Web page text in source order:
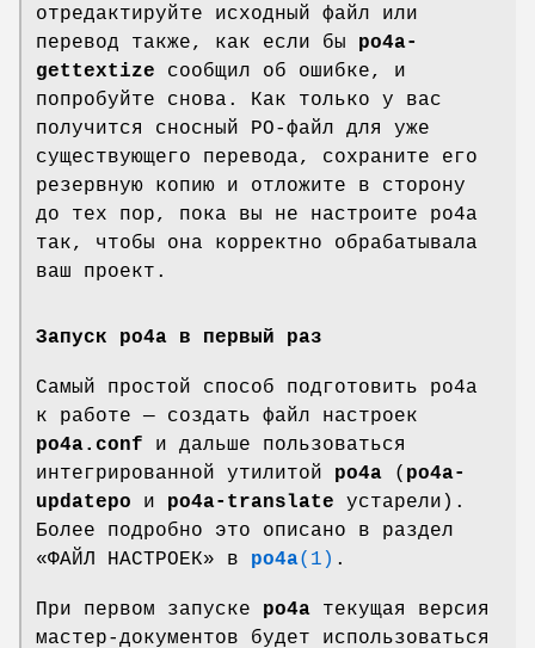
отредактируйте исходный файл или
перевод также, как если бы po4a-
gettextize сообщил об ошибке, и
попробуйте снова. Как только у вас
получится сносный PO-файл для уже
существующего перевода, сохраните его
резервную копию и отложите в сторону
до тех пор, пока вы не настроите po4a
так, чтобы она корректно обрабатывала
ваш проект.
Запуск po4a в первый раз
Самый простой способ подготовить po4a
к работе — создать файл настроек
po4a.conf и дальше пользоваться
интегрированной утилитой po4a ( po4a-
updatepo и po4a-translate устарели).
Более подробно это описано в раздел
«ФАЙЛ НАСТРОЕК» в po4a(1) .
При первом запуске po4a текущая версия
мастер-документов будет использоваться